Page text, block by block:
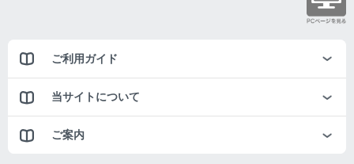
ご利用ガイド
当サイトについて
ご案内